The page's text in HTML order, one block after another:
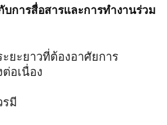
การสื่อสารและการทำงานร่วม
ยะยาวที่ต้องอาศัยการ
อเนื่อง
มี